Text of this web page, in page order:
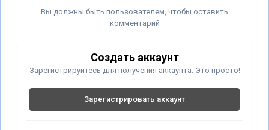
Вы должны быть пользователем, чтобы оставить
комментарий
Создать аккаунт
Зарегистрируйтесь для получения аккаунта. Это просто!
Зарегистрировать аккаунт